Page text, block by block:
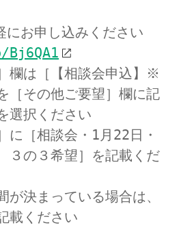
にお申し込みください
欄は［【相談会申込】※
［その他ご要望］欄に記
選択ください
に［相談会・1月22日・
３の３希望］を記載くだ
が決まっている場合は、
載ください